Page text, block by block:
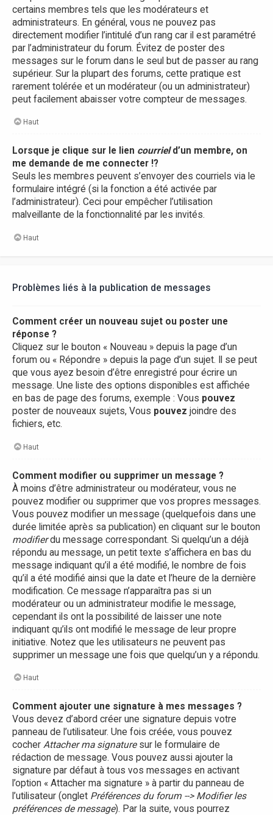
certains membres tels que les modérateurs et
administrateurs. En général, vous ne pouvez pas
directement modifier l’intitulé d’un rang car il est paramétré
par l’administrateur du forum. Évitez de poster des
messages sur le forum dans le seul but de passer au rang
supérieur. Sur la plupart des forums, cette pratique est
rarement tolérée et un modérateur (ou un administrateur)
peut facilement abaisser votre compteur de messages.
Haut
Lorsque je clique sur le lien courrield’un membre, on
me demande de me connecter !?
Seuls les membres peuvent s’envoyer des courriels via le
formulaire intégré (si la fonction a été activée par
l’administrateur). Ceci pour empêcher l’utilisation
malveillante de la fonctionnalité par les invités.
Haut
Problèmes liés à la publication de messages
Comment créer un nouveau sujet ou poster une
réponse ?
Cliquez sur le bouton « Nouveau » depuis la page d’un
forum ou « Répondre » depuis la page d’un sujet. Il se peut
que vous ayez besoin d’être enregistré pour écrire un
message. Une liste des options disponibles est affichée
en bas de page des forums, exemple : Vous pouvez
poster de nouveaux sujets, Vous pouvez joindre des
fichiers, etc.
Haut
Comment modifier ou supprimer un message ?
À moins d’être administrateur ou modérateur, vous ne
pouvez modifier ou supprimer que vos propres messages.
Vous pouvez modifier un message (quelquefois dans une
durée limitée après sa publication) en cliquant sur le bouton
modifierdu message correspondant. Si quelqu’un a déjà
répondu au message, un petit texte s’affichera en bas du
message indiquant qu’il a été modifié, le nombre de fois
qu’il a été modifié ainsi que la date et l’heure de la dernière
modification. Ce message n’apparaîtra pas si un
modérateur ou un administrateur modifie le message,
cependant ils ont la possibilité de laisser une note
indiquant qu’ils ont modifié le message de leur propre
initiative. Notez que les utilisateurs ne peuvent pas
supprimer un message une fois que quelqu’un y a répondu.
Haut
Comment ajouter une signature à mes messages ?
Vous devez d’abord créer une signature depuis votre
panneau de l’utilisateur. Une fois créée, vous pouvez
cocher Attacher ma signaturesur le formulaire de
rédaction de message. Vous pouvez aussi ajouter la
signature par défaut à tous vos messages en activant
l’option « Attacher ma signature » à partir du panneau de
l’utilisateur (onglet Préférences du forum --> Modifier les
préférences de message). Par la suite, vous pourrez